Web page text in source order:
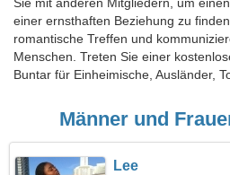
einer ernsthaften Beziehung zu
romantische Treffen und
Menschen. Treten Sie einer
Buntar für Einheimische, Ausländer,
Männer und
Lee